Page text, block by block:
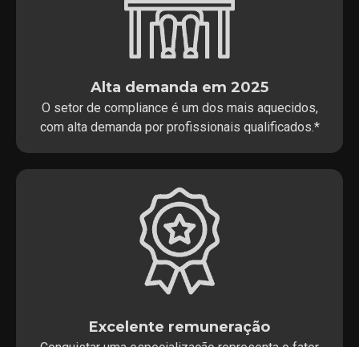
Alta demanda em 2025
O setor de compliance é um dos mais aquecidos,
com alta demanda por profissionais qualificados.*
Excelente remuneração